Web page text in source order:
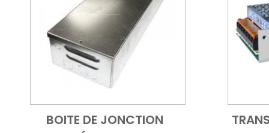
Add to Cart
Vue d'ensemble
BOITE DE JONCTION